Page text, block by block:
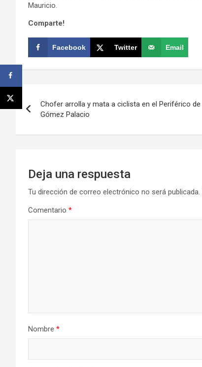
Mauricio.
Comparte!
Facebook Twitter Email
de
entradas
Chofer arrolla y mata a ciclista en el Periférico de
Gómez Palacio
Deja una respuesta
Tu dirección de correo electrónico no será publicada.
Comentario *
Nombre *